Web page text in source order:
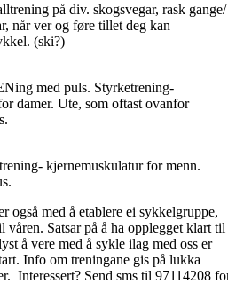
på div. skogsvegar, rask gange/
når ver og føre tillet deg kan
(ski?)
med puls. Styrketrening-
damer. Ute, som oftast ovanfor
kjernemuskulatur for menn.
også med å etablere ei sykkelgruppe,
våren. Satsar på å ha opplegget klart til
å vere med å sykle ilag med oss er
Info om treningane gis på lukka
Interessert? Send sms til 97114208